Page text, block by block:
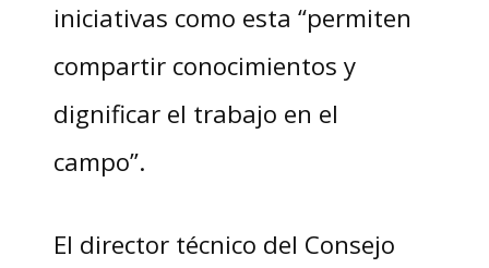
iniciativas como esta “permiten
compartir conocimientos y
dignificar el trabajo en el
campo”.
El director técnico del Consejo